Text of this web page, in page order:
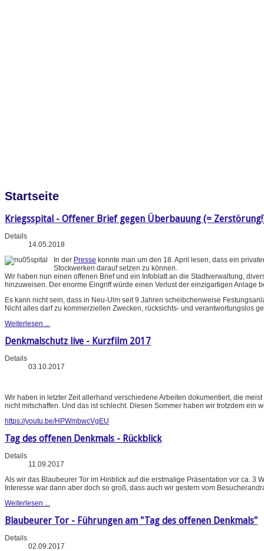
Startseite
Kriegsspital - Offener Brief gegen Überbauung (=
Details
14.05.2018
In der Presse konnte man um den 18. April lesen, dass ein
Stockwerken darauf setzen zu können.
Wir haben nun einen offenen Brief und ein Infoblatt an die Stadtverwaltung,
hinzuweisen. Der enorme Eingriff würde einen Verlust der einzigartigen Anlage
Es kann nicht sein, dass in Neu-Ulm seit 9 Jahren scheibchenweise
Nicht alles darf zu kommerziellen Zwecken, rücksichts- und verantwortungslos
Weiterlesen ...
Denkmalschutz live - Kurzfilm 2017
Details
03.10.2017
Wir haben in letzter Zeit allerhand verschiedene Arbeiten dokumentiert, die
nicht mitschaffen. Und das ist schlecht. Diesen Sommer haben wir trotzdem
https://youtu.be/HPWmbwcVgEU
Tag des offenen Denkmals - Rückblick
Details
11.09.2017
Als wir das Blaubeurer Tor im Hinblick auf die erstmalige Präsentation vor ca.
Interesse war dann aber doch so groß, dass auch wir gestern vom
Weiterlesen ...
Blaubeurer Tor - Führungen am "Tag des offenen Denkmals"
Details
02.09.2017